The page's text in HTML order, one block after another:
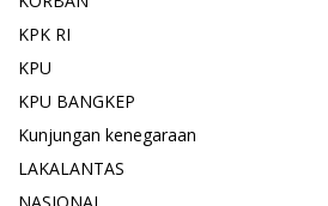
KPK RI
KPU
KPU BANGKEP
Kunjungan kenegaraan
LAKALANTAS